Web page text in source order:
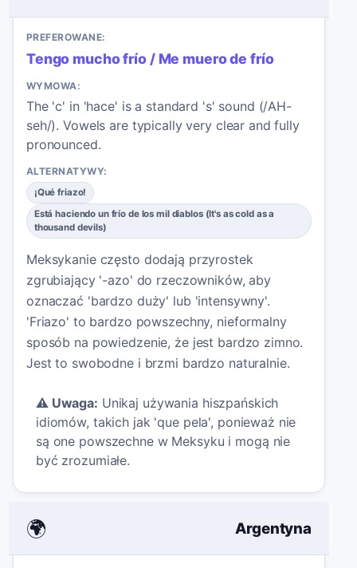
PREFEROWANE:
Tengo mucho frío / Me muero de frío
WYMOWA:
The 'c' in 'hace' is a standard 's' sound (/AH-
seh/). Vowels are typically very clear and fully
pronounced.
ALTERNATYWY:
¡Qué friazo!
Está haciendo un frío de los mil diablos (It's as cold as a
thousand devils)
Meksykanie często dodają przyrostek
zgrubiający '-azo' do rzeczowników, aby
oznaczać 'bardzo duży' lub 'intensywny'.
'Friazo' to bardzo powszechny, nieformalny
sposób na powiedzenie, że jest bardzo zimno.
Jest to swobodne i brzmi bardzo naturalnie.
⚠️ Uwaga: Unikaj używania hiszpańskich
idiomów, takich jak 'que pela', ponieważ nie
są one powszechne w Meksyku i mogą nie
być zrozumiałe.
🌍 Argentyna